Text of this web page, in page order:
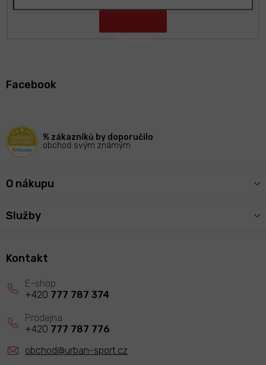
Facebook
% zákazníků by doporučilo
obchod svým známým
O nákupu
Služby
Kontakt
obchod@urban-sport.cz
+420 777 787 374
+420 777 787 776